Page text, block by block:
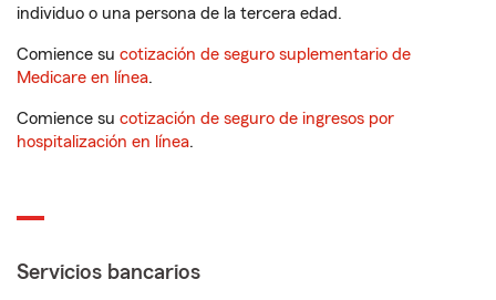
individuo o una persona de la tercera edad.
Comience su cotización de seguro suplementario de
Medicare en línea.
Comience su cotización de seguro de ingresos por
hospitalización en línea.
Servicios bancarios